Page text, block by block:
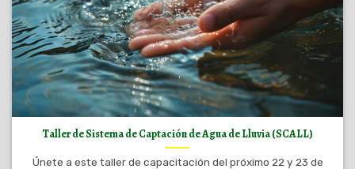
Taller de Sistema de Captación de Agua de Lluvia (SCALL)
Únete a este taller de capacitación del próximo 22 y 23 de